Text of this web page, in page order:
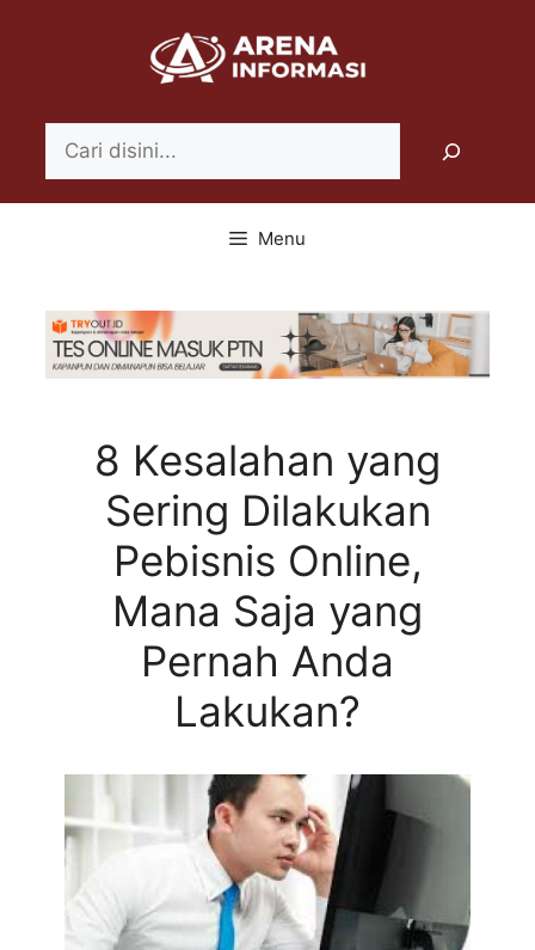
Menu
8 Kesalahan yang
Sering Dilakukan
Pebisnis Online,
Mana Saja yang
Pernah Anda
Lakukan?